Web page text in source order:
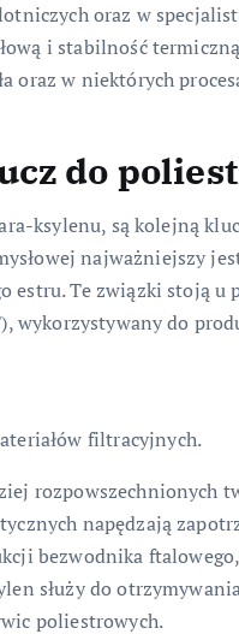
oraz w
i stabilność
oraz w niektórych
do
ksylenu, są kolejną
najważniejszy
Te związki stoją u
wykorzystywany do
filtracyjnych.
rozpowszechnionych
napędzają
bezwodnika
służy do
poliestrowych.